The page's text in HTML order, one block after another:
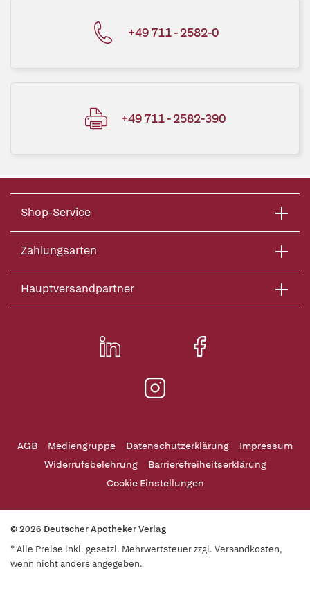
+49 711 - 2582-0
+49 711 - 2582-390
Shop-Service
Zahlungsarten
Hauptversandpartner
AGB Mediengruppe Datenschutzerklärung
Impressum
Widerrufsbelehrung
Barrierefreiheitserklärung
Cookie Einstellungen
© 2026 Deutscher Apotheker Verlag
* Alle Preise inkl. gesetzl. Mehrwertsteuer zzgl. Versandkosten,
wenn nicht anders angegeben.